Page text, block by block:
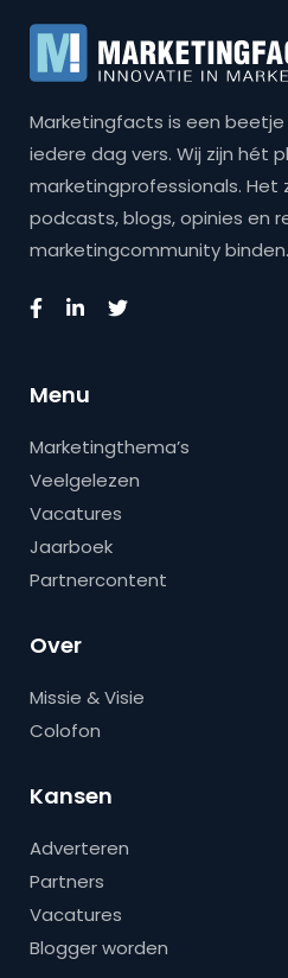
Marketingfacts is een beetje
iedere dag vers. Wij zijn hét
marketingprofessionals. Het
podcasts, blogs, opinies en
marketingcommunity binden.
Menu
Marketingthema’s
Veelgelezen
Vacatures
Jaarboek
Partnercontent
Over
Missie & Visie
Colofon
Kansen
Adverteren
Partners
Vacatures
Blogger worden